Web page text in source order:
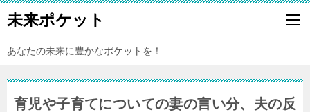
未来ポケット
あなたの未来に豊かなポケットを！
育児や子育てについての妻の言い分、夫の反